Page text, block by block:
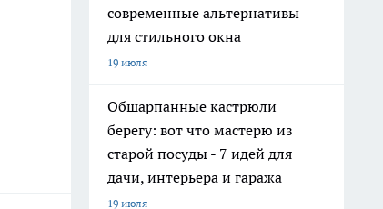
современные альтернативы
для стильного окна
19 июля
Обшарпанные кастрюли
берегу: вот что мастерю из
старой посуды - 7 идей для
дачи, интерьера и гаража
19 июля